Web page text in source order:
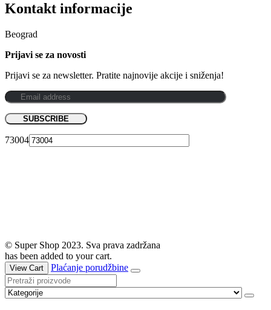
Kontakt informacije
Beograd
Prijavi se za novosti
Prijavi se za newsletter. Pratite najnovije akcije i sniženja!
73004
© Super Shop 2023. Sva prava zadržana
has been added to your cart.
View Cart Plaćanje porudžbine